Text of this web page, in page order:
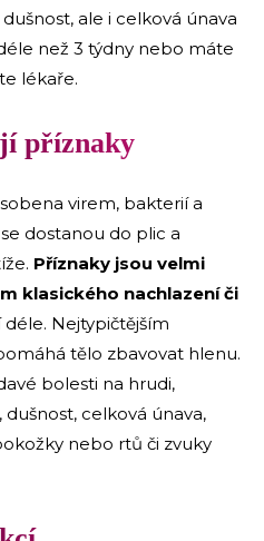
ale i celková únava
než 3 týdny nebo máte
lékaře.
příznaky
virem, bakterií a
dostanou do plic a
Příznaky jsou velmi
klasického nachlazení či
déle. Nejtypičtějším
tělo zbavovat hlenu.
bolesti na hrudi,
celková únava,
nebo rtů či zvuky